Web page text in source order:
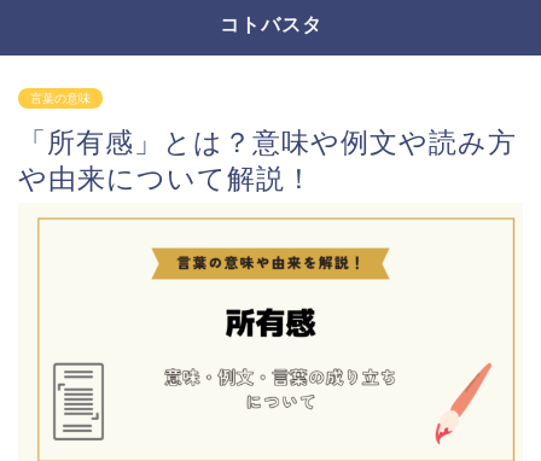
コトバスタ
言葉の意味
「所有感」とは？意味や例文や読み方
や由来について解説！